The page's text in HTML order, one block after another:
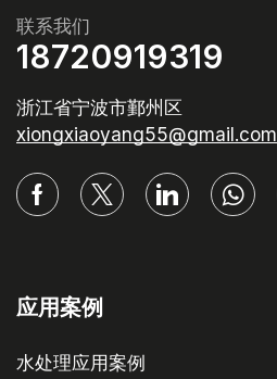
联系我们
18720919319
浙江省宁波市鄞州区
xiongxiaoyang55@gmail.com
应用案例
水处理应用案例